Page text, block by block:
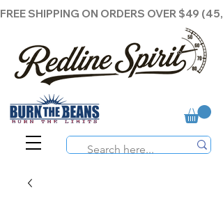
FREE SHIPPING ON ORDERS OVER $49